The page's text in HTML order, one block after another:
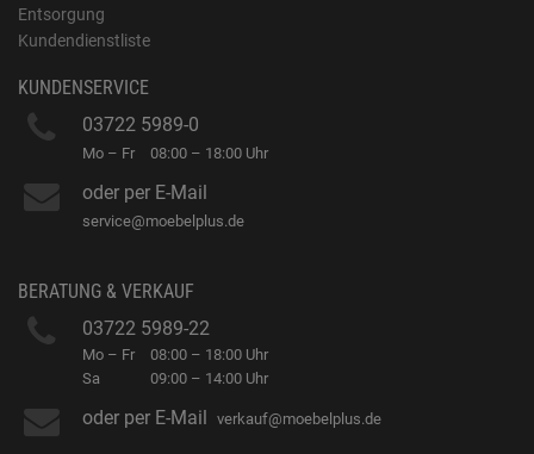
Entsorgung
Kundendienstliste
KUNDENSERVICE
03722 5989-0
Mo – Fr 08:00 – 18:00 Uhr
oder per E-Mail
service@moebelplus.de
BERATUNG & VERKAUF
03722 5989-22
Mo – Fr
Sa
08:00 – 18:00 Uhr
09:00 – 14:00 Uhr
oder per E-Mail verkauf@moebelplus.de